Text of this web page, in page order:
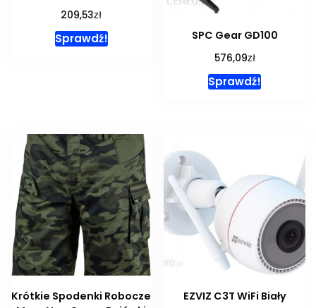
209,53zł
Sprawdź! SPC Gear GD100
576,09zł
Sprawdź!
Krótkie Spodenki Robocze
EZVIZ C3T WiFi Biały